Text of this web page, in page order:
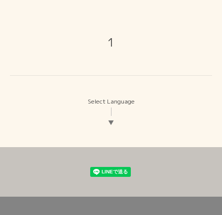
1
Select Language
▼